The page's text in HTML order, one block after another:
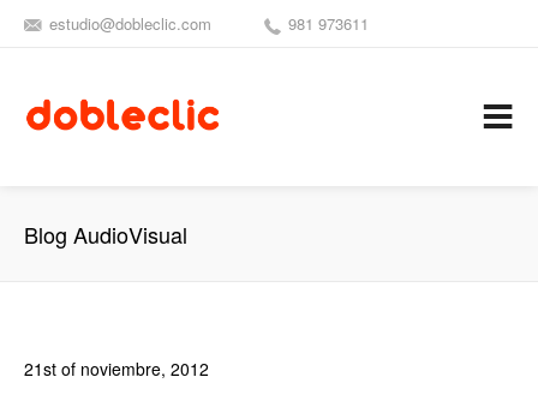
estudio@dobleclic.com 981 973611
Blog AudioVisual
21st of noviembre, 2012